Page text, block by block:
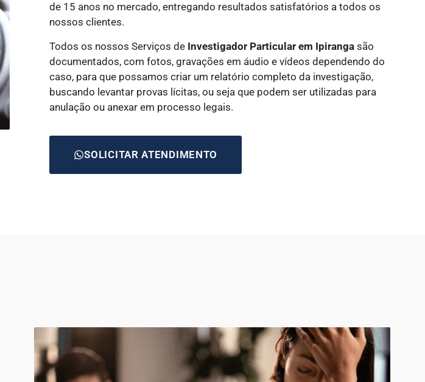
de 15 anos no mercado, entregando resultados satisfatórios a todos os
nossos clientes.
Todos os nossos Serviços de Investigador Particularem Ipiranga são
documentados, com fotos, gravações em áudio e vídeos dependendo do
caso, para que possamos criar um relatório completo da investigação,
buscando levantar provas lícitas, ou seja que podem ser utilizadas para
anulação ou anexar em processo legais.
SOLICITAR ATENDIMENTO